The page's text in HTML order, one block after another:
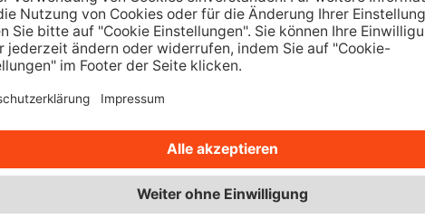
sowie interessante Ratgeber und
Beiträge.
Zur Wüstenrot Wohnwelt